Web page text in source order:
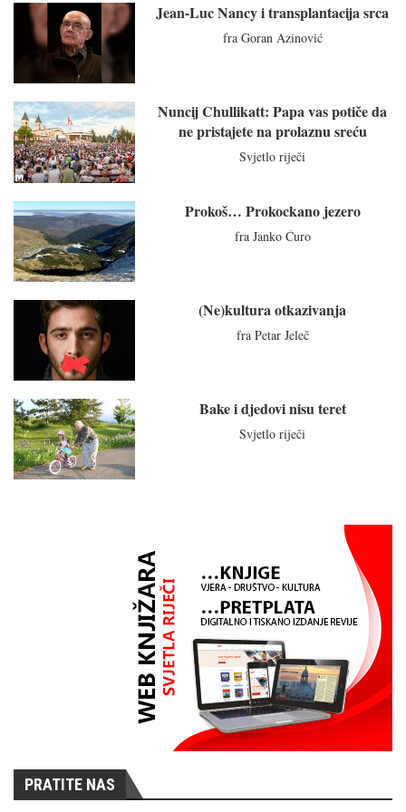
Jean-Luc Nancy i transplantacija srca
fra Goran Azinović
Nuncij Chullikatt: Papa vas potiče da
ne pristajete na prolaznu sreću
Svjetlo riječi
Prokoš… Prokockano jezero
fra Janko Ćuro
(Ne)kultura otkazivanja
fra Petar Jeleč
Bake i djedovi nisu teret
Svjetlo riječi
PRATITE NAS